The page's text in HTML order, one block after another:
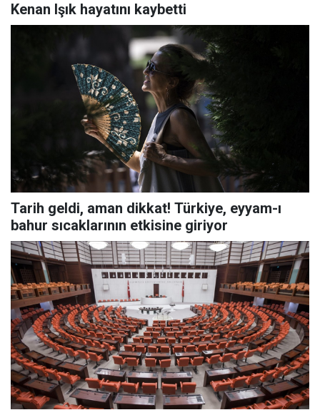
Kenan Işık hayatını kaybetti
Tarih geldi, aman dikkat! Türkiye, eyyam-ı
bahur sıcaklarının etkisine giriyor